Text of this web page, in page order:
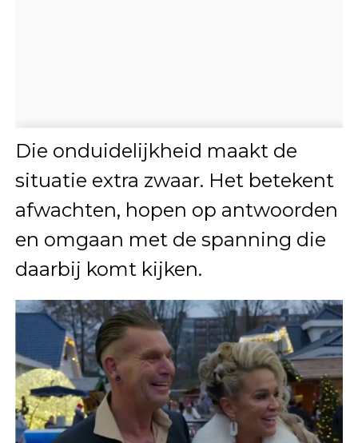
Die onduidelijkheid maakt de
situatie extra zwaar. Het betekent
afwachten, hopen op antwoorden
en omgaan met de spanning die
daarbij komt kijken.